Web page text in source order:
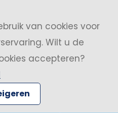
van cookies voor
Wilt u de
accepteren?